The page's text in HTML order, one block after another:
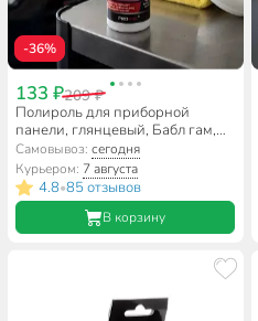
-36%
133 ₽209 ₽
Полироль для приборной
панели, глянцевый, Бабл гам,
триггер, AVS, AVK-619, 250 мл,
A07585S
Самовывоз:сегодня
Курьером: 7 августа
4.8•85 отзывов
В корзину